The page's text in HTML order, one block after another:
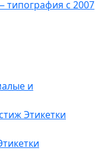
с 2007
и
Этикетки